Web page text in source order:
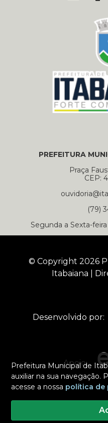
Prefeitura Municipal de
auxiliar na sua navegação.
acesse a nossa política de
PREFEITURA
Praça
CEP:
(79)
Segunda a Sexta-
© Copyright 2026
Itabaiana |
Desenvolvido por:
Apoio: